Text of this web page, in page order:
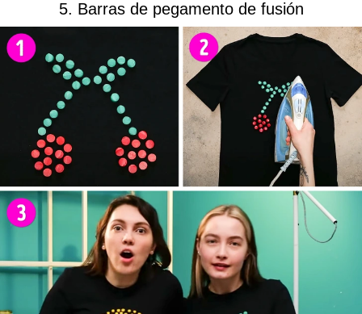
5. Barras de pegamento de fusión